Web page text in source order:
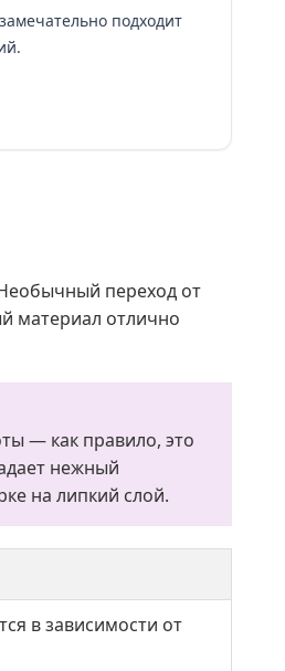
подходит
переход от
материал отлично
— как правило, это
нежный
на липкий слой.
в зависимости от